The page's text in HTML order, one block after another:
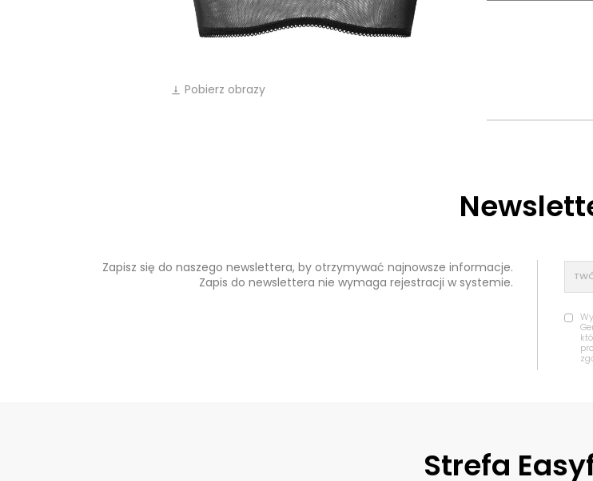
vertical_align_bottom Pobierz obrazy
Zapisz się do naszego newslettera, by otrzymywać najnowsze informacje.
Zapis do newslettera nie wymaga rejestracji w systemie.
Strefa